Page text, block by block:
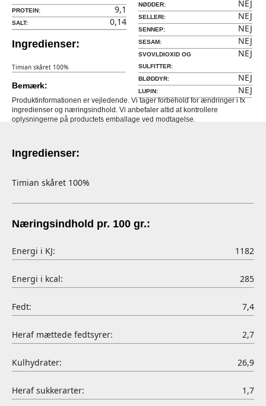
PROTEIN: 9,1
SALT: 0,14
Ingredienser:
Timian skåret 100%
NØDDER: NEJ
SELLERI: NEJ
SENNEP: NEJ
SESAM: NEJ
SVOVLDIOXID OG
SULFITTER:
NEJ
BLØDDYR: NEJ
LUPIN: NEJ
Bemærk:
Produktinformationen er vejledende. Vi tager forbehold for ændringer i fx
ingredienser og næringsindhold. Vi anbefaler altid at kontrollere
oplysningerne på productets emballage ved modtagelse.
Ingredienser:
Timian skåret 100%
Næringsindhold pr. 100 gr.:
Energi i KJ: 1182
Energi i kcal: 285
Fedt: 7,4
Heraf mættede fedtsyrer: 2,7
Kulhydrater: 26,9
Heraf sukkerarter: 1,7